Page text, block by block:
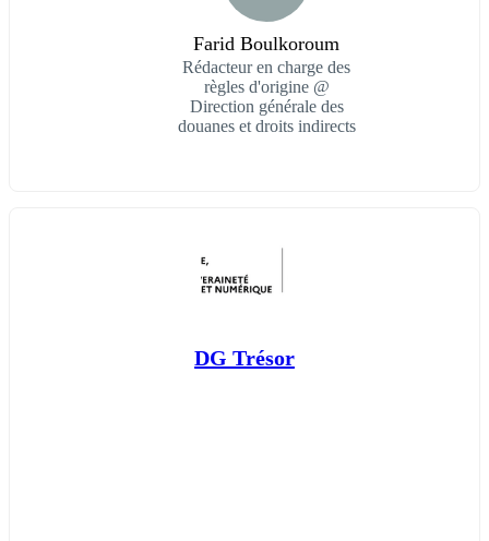
Farid Boulkoroum
Rédacteur en charge des
règles d'origine @
Direction générale des
douanes et droits indirects
DG Trésor